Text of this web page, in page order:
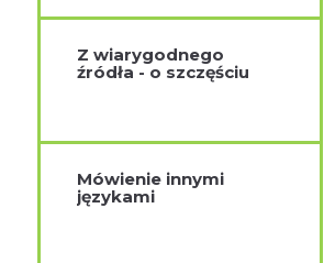
Z wiarygodnego
źródła - o szczęściu
Mówienie innymi
językami